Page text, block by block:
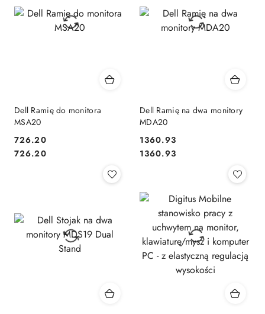
Dell Ramię do monitora
MSA20
Cena:
726.20
Cena:
726.20
Dell Ramię na dwa monitory
MDA20
Cena:
1360.93
Cena:
1360.93